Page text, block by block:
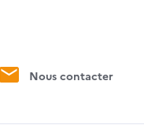
Nous contacter